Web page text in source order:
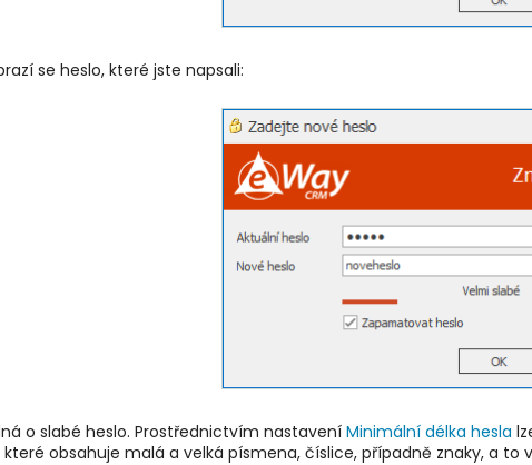
se heslo, které jste napsali:
o slabé heslo. Prostřednictvím nastavení Minimální délka hesla
které obsahuje malá a velká písmena, číslice, případně znaky, a to